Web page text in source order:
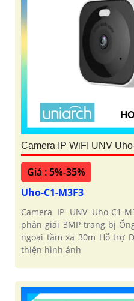
Camera IP WiFI UNV
Giá : 5%-35%
Uho-C1-M3F3
Camera IP UNV Uho-C1-
phân giải 3MP trang bị
ngoại tầm xa 30m Hỗ trợ
thiện hình ảnh